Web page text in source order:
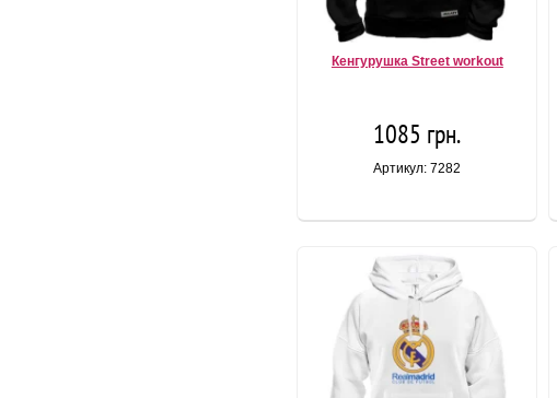
Кенгурушка Street workout
1085 грн.
Артикул: 7282